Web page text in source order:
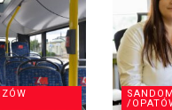
/